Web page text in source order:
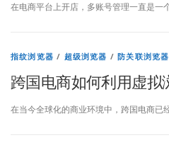
在电商平台上开店，多账号管理一直是一
指纹浏览器 / 超级浏览器 /防关联浏览器
跨国电商如何利用虚拟
在当今全球化的商业环境中，跨国电商已